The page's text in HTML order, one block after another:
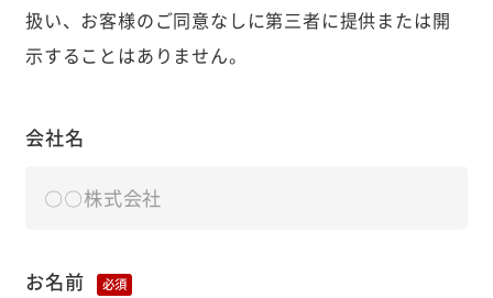
扱い、お客様のご同意なしに第三者に提供または開
示することはありません。
会社名
お名前 必須